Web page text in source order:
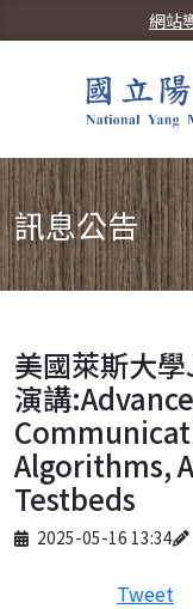
網站
訊息公告
美國萊斯大
演講
Algorithms,
Testbeds
Published on
2025-05-16 13:34
Author
Tweet